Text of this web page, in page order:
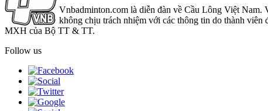
Vnbadminton.com là diễn đàn về Cầu Lông Việt Nam.
không chịu trách nhiệm với các thông tin do thành
MXH của Bộ TT & TT.
Follow us